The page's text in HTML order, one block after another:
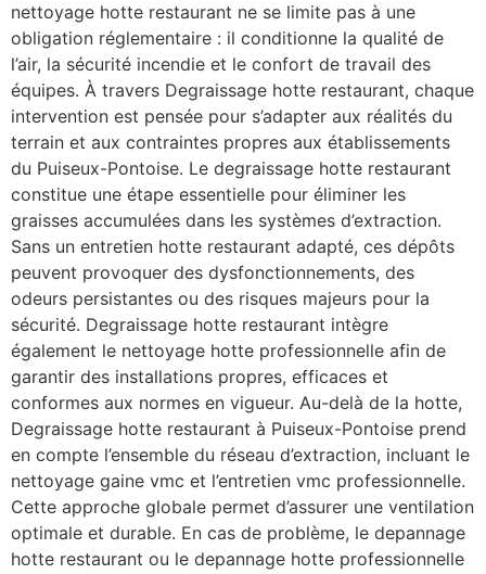
nettoyage hotte restaurant ne se limite pas à une
obligation réglementaire : il conditionne la qualité de
l’air, la sécurité incendie et le confort de travail des
équipes. À travers Degraissage hotte restaurant, chaque
intervention est pensée pour s’adapter aux réalités du
terrain et aux contraintes propres aux établissements
du Puiseux-Pontoise. Le degraissage hotte restaurant
constitue une étape essentielle pour éliminer les
graisses accumulées dans les systèmes d’extraction.
Sans un entretien hotte restaurant adapté, ces dépôts
peuvent provoquer des dysfonctionnements, des
odeurs persistantes ou des risques majeurs pour la
sécurité. Degraissage hotte restaurant intègre
également le nettoyage hotte professionnelle afin de
garantir des installations propres, efficaces et
conformes aux normes en vigueur. Au-delà de la hotte,
Degraissage hotte restaurant à Puiseux-Pontoise prend
en compte l’ensemble du réseau d’extraction, incluant le
nettoyage gaine vmc et l’entretien vmc professionnelle.
Cette approche globale permet d’assurer une ventilation
optimale et durable. En cas de problème, le depannage
hotte restaurant ou le depannage hotte professionnelle